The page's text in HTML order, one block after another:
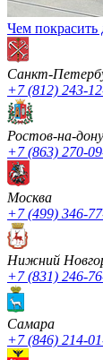
Чем покрасить
Санкт-
+7 (812) 243-
Ростов-на-дону
+7 (863) 270-
Москва
+7 (499) 346-
Нижний
+7 (831) 246-
Cамара
+7 (846) 214-